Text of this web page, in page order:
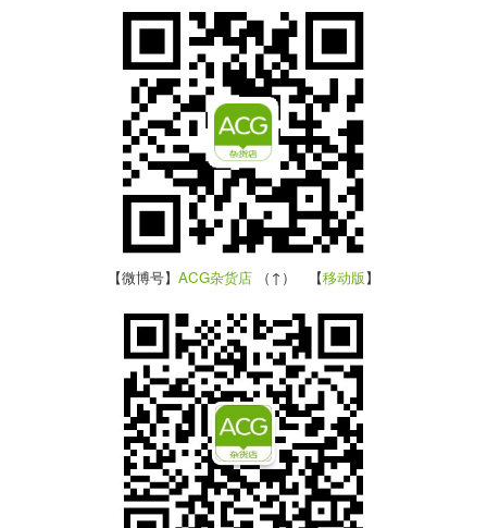
【微博号】 ACG杂货店 （↑） 【移动版】